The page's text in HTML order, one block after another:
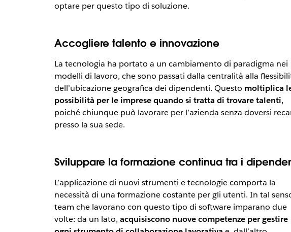
optare per questo tipo di soluzione.
Accogliere talento e innovazione
La tecnologia ha portato a un cambiamento di paradigma nei
modelli di lavoro, che sono passati dalla centralità alla
dell’ubicazione geografica dei dipendenti. Questo moltiplica
possibilità per le imprese quando si tratta di trovare talenti,
poiché chiunque può lavorare per l’azienda senza doversi
presso la sua sede.
Sviluppare la formazione continua tra i
L’applicazione di nuovi strumenti e tecnologie comporta la
necessità di una formazione costante per gli utenti. In tal
team che lavorano con questo tipo di software imparano due
volte: da un lato, acquisiscono nuove competenze per gestire